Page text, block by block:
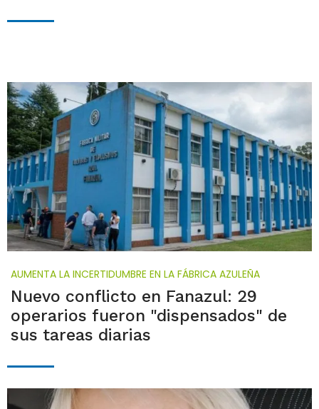
AUMENTA LA INCERTIDUMBRE EN LA FÁBRICA AZULEÑA
Nuevo conflicto en Fanazul: 29
operarios fueron "dispensados" de
sus tareas diarias